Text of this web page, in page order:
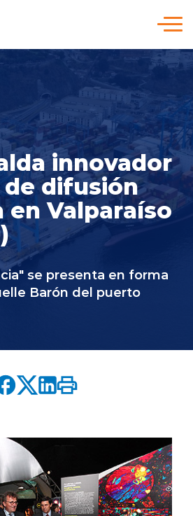
innovador
difusión
Valparaíso
se presenta en forma
Barón del puerto